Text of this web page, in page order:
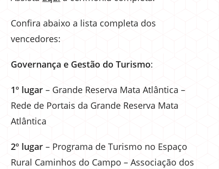
Confira abaixo a lista completa dos
vencedores:
Governança e Gestão do Turismo:
1º lugar – Grande Reserva Mata Atlântica –
Rede de Portais da Grande Reserva Mata
Atlântica
2º lugar – Programa de Turismo no Espaço
Rural Caminhos do Campo – Associação dos